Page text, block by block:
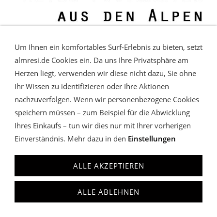
WIDERRUFSRECHT & VERTRAG WIDERRUFEN
COOKIES
VERWALTEN
DATENSCHUTZ AGB
IMPRESSUM
almresi
Charivari Lederhose & Dirndl
T: +49 (0)89.12209587
Um Ihnen ein komfortables Surf-Erlebnis zu bieten, setzt
almresi.de Cookies ein. Da uns Ihre Privatsphäre am
Herzen liegt, verwenden wir diese nicht dazu, Sie ohne
Ihr Wissen zu identifizieren oder Ihre Aktionen
nachzuverfolgen. Wenn wir personenbezogene Cookies
speichern müssen – zum Beispiel für die Abwicklung
Ihres Einkaufs – tun wir dies nur mit Ihrer vorherigen
Einverständnis. Mehr dazu in den Einstellungen
ALLE AKZEPTIEREN
ALLE ABLEHNEN